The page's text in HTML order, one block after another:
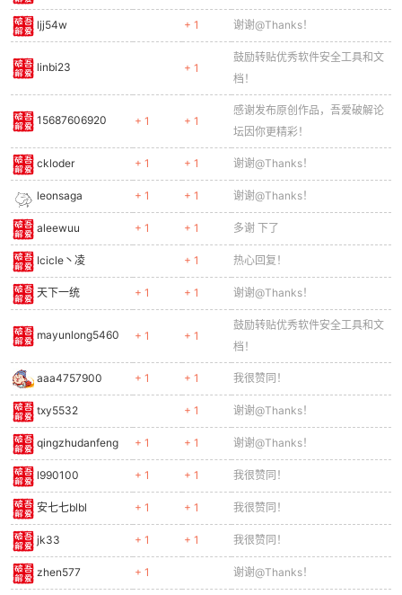
ljj54w + 1 谢谢@Thanks！
linbi23 + 1
鼓励转贴优秀软件安全工具和文
档！
15687606920 + 1 + 1
感谢发布原创作品，吾爱破解论
坛因你更精彩！
ckloder + 1 + 1 谢谢@Thanks！
leonsaga + 1 + 1 谢谢@Thanks！
aleewuu + 1 + 1 多谢 下了
Icicle丶凌 + 1 热心回复！
天下一统 + 1 + 1 谢谢@Thanks！
mayunlong5460 + 1 + 1
鼓励转贴优秀软件安全工具和文
档！
aaa4757900 + 1 + 1 我很赞同！
txy5532 + 1 谢谢@Thanks！
qingzhudanfeng + 1 + 1 谢谢@Thanks！
l990100 + 1 + 1 我很赞同！
安七七blbl + 1 + 1 我很赞同！
jk33 + 1 + 1 我很赞同！
zhen577 + 1 谢谢@Thanks！